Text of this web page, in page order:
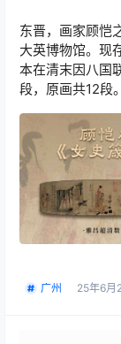
东晋，画家顾恺
大英博物馆。现
本在清末因八国
段，原画共12段。
广州 25年6月